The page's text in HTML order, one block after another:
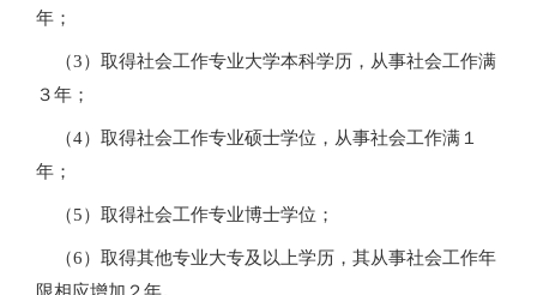
年；
（3）取得社会工作专业大学本科学历，从事社会工作满
３年；
（4）取得社会工作专业硕士学位，从事社会工作满１
年；
（5）取得社会工作专业博士学位；
（6）取得其他专业大专及以上学历，其从事社会工作年